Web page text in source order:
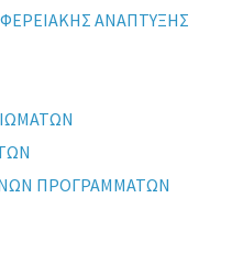
ΑΝΑΠΤΥΞΗΣ
ΠΡΟΓΡΑΜΜΑΤΩΝ